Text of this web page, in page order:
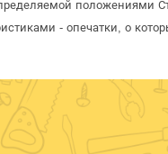
положениями
- опечатки, о